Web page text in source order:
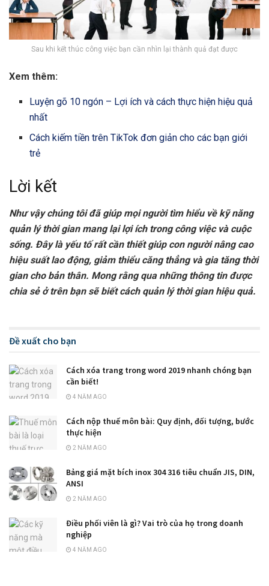
Sau khi kết thúc công việc bạn cần nhìn lại thành quả đạt được
Xem thêm:
Luyện gõ 10 ngón – Lợi ích và cách thực hiện hiệu quả
nhất
Cách kiếm tiền trên TikTok đơn giản cho các bạn giới
trẻ
Lời kết
Như vậy chúng tôi đã giúp mọi người tìm hiểu về kỹ năng
quản lý thời gian mang lại lợi ích trong công việc và cuộc
sống. Đây là yếu tố rất cần thiết giúp con người nâng cao
hiệu suất lao động, giảm thiểu căng thẳng và gia tăng thời
gian cho bản thân. Mong rằng qua những thông tin được
chia sẻ ở trên bạn sẽ biết cách quản lý thời gian hiệu quả.
Đề xuất cho bạn
Cách xóa trang trong word 2019 nhanh chóng bạn
cần biết!
4 NĂM AGO
Cách nộp thuế môn bài: Quy định, đối tượng, bước
thực hiện
2 NĂM AGO
Bảng giá mặt bích inox 304 316 tiêu chuẩn JIS, DIN,
ANSI
2 NĂM AGO
Điều phối viên là gì? Vai trò của họ trong doanh
nghiệp
4 NĂM AGO